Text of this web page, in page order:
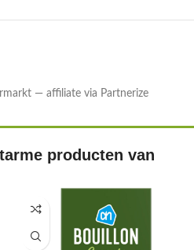
— affiliate via Partnerize
producten van